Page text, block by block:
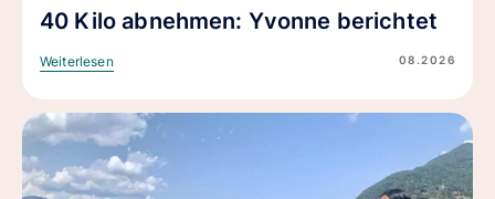
40 Kilo abnehmen: Yvonne berichtet
Weiterlesen 08.2026